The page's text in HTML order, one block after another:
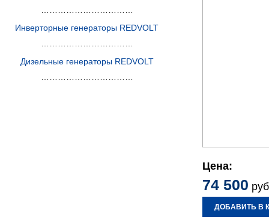
Инверторные генераторы REDVOLT
Дизельные генераторы REDVOLT
Цена:
74 500
ДОБАВИТЬ В